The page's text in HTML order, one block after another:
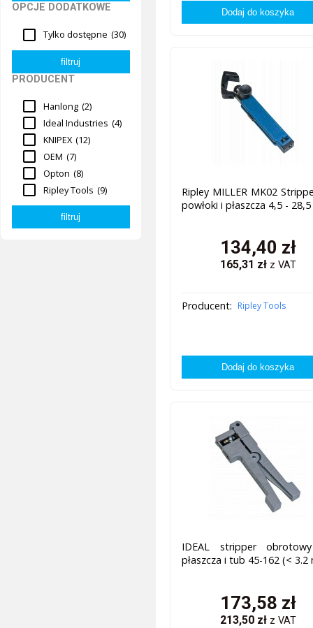
OPCJE DODATKOWE
Tylko dostępne (30)
PRODUCENT
Hanlong (2)
Ideal Industries (4)
KNIPEX (12)
OEM (7)
Opton (8)
Ripley Tools (9)
Ripley MILLER MK02
powłoki i płaszcza 4,5 -
134,40 zł
165,31 zł z VAT
Producent: Ripley Tools
IDEAL stripper
płaszcza i tub 45-162 (< 3.2
173,58 zł
213,50zł z VAT